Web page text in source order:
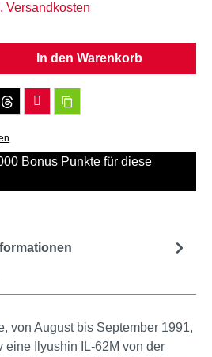
Versandkosten
Gib den gewünschten
In den Warenkorb
Bonus Punkte für diese
von August bis September 1991,
eine Ilyushin IL-62M von der